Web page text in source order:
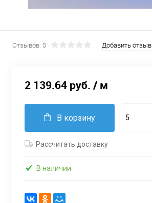
Отзывов: 0 Добавить отзыв
2 139.64 руб. / м
В корзину
Рассчитать доставку
В наличии